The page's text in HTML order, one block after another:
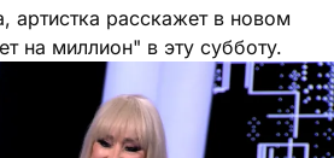
артистка расскажет в новом
на миллион" в эту субботу.